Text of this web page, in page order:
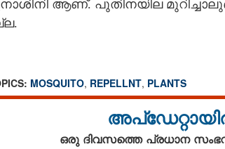
ആണ്. പുതിനയില
MOSQUITO, REPELLNT, PLANTS
ഒരു ദിവസത്തെ പ്രധാന